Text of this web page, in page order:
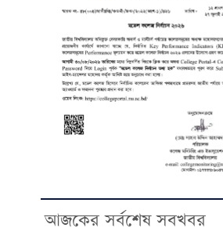
আজকের সর্বশেষ সবখবর